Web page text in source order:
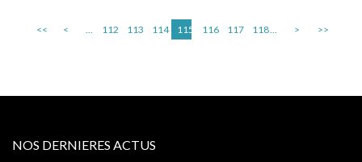
<< < ... 112 113 114 115 116 117 118... > >>
NOS DERNIERES ACTUS